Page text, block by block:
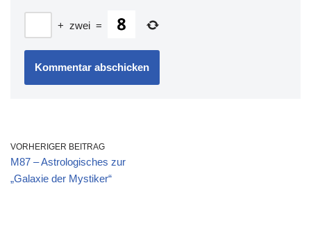
+ zwei =
VORHERIGER BEITRAG
M87 – Astrologisches zur
„Galaxie der Mystiker“